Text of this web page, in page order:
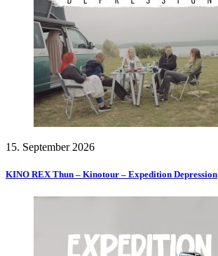
15. September 2026
KINO REX Thun – Kinotour – Expedition Depression